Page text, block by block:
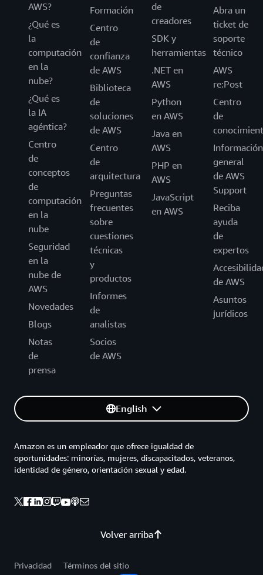
AWS?
¿Qué es
la
computación
en la
nube?
¿Qué es
la IA
agéntica?
Centro
de
conceptos
de
computación
en la
nube
Seguridad
en la
nube de
AWS
Novedades
Blogs
Notas
de
prensa
Formación
Centro
de
confianza
de AWS
Biblioteca
de
soluciones
de AWS
Centro
de
arquitectura
Preguntas
frecuentes
sobre
cuestiones
técnicas
y
productos
Informes
de
analistas
Socios
de AWS
de
creadores
SDK y
herramientas
.NET en
AWS
Python
en AWS
Java en
AWS
PHP en
AWS
JavaScript
en AWS
Abra un
ticket de
soporte
técnico
AWS
re:Post
Centro
de
Información
general
de AWS
Support
Reciba
ayuda
de
expertos
de AWS
Asuntos
jurídicos
English
Volver arriba
Amazon es un empleador que ofrece igualdad de
oportunidades: minorías, mujeres, discapacitados, veteranos,
identidad de género, orientación sexual y edad.
Privacidad
Términos del sitio